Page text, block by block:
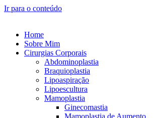
Ir para o conteúdo
Home
Sobre Mim
Cirurgias Corporais
Abdominoplastia
Braquioplastia
Lipoaspiração
Lipoescultura
Mamoplastia
Ginecomastia
Mamoplastia de Aumento